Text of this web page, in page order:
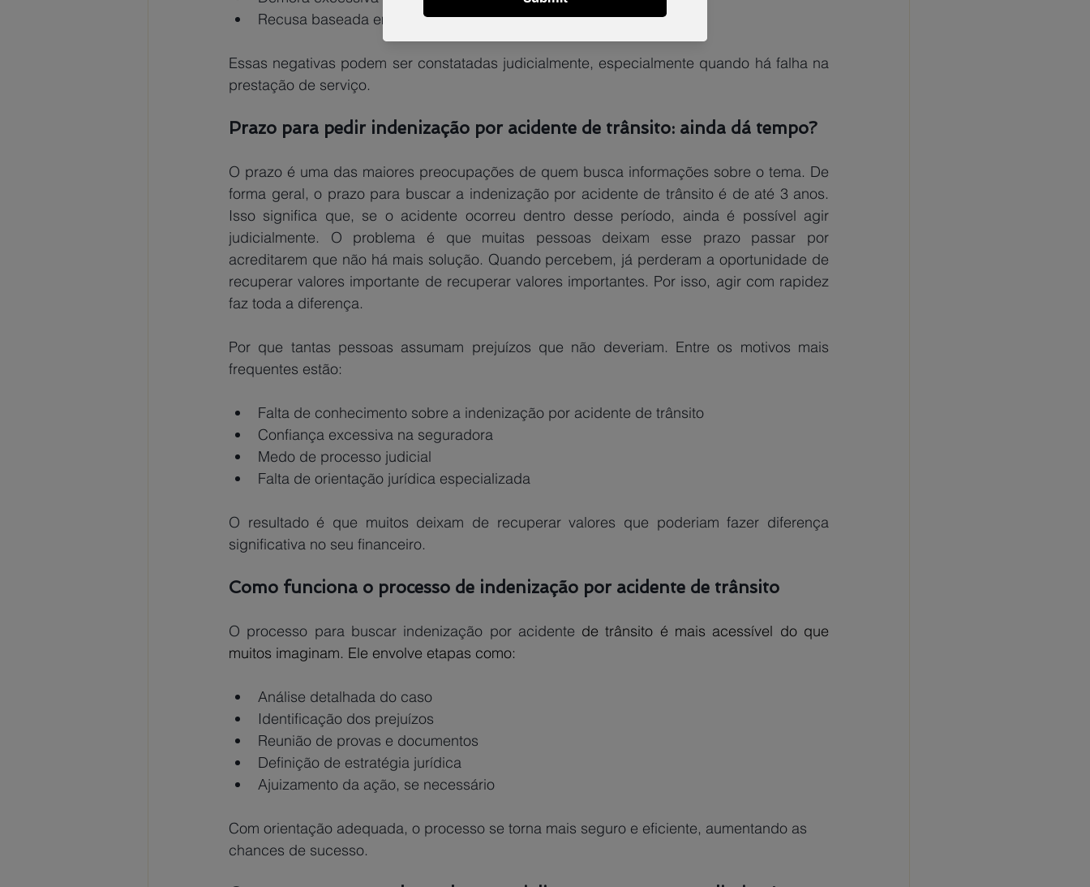
Recusa baseada em detalhes técnicos
Essas negativas podem ser constatadas judicialmente, especialmente quando há falha na
prestação de serviço.
Prazo para pedir indenização por acidente de trânsito: ainda dá tempo?
O prazo é uma das maiores preocupações de quem busca informações sobre o tema. De
forma geral, o prazo para buscar a indenização por acidente de trânsito é de até 3 anos.
Isso significa que, se o acidente ocorreu dentro desse período, ainda é possível agir
judicialmente. O problema é que muitas pessoas deixam esse prazo passar por
acreditarem que não há mais solução. Quando percebem, já perderam a oportunidade de
recuperar valores importante de recuperar valores importantes. Por isso, agir com rapidez
faz toda a diferença.
Por que tantas pessoas assumam prejuízos que não deveriam. Entre os motivos mais
frequentes estão:
Falta de conhecimento sobre a indenização por acidente de trânsito
Confiança excessiva na seguradora
Medo de processo judicial
Falta de orientação jurídica especializada
O resultado é que muitos deixam de recuperar valores que poderiam fazer diferença
significativa no seu financeiro.
Como funciona o processo de indenização por acidente de trânsito
O processo para buscar indenização por acidente de trânsito é mais acessível do que
muitos imaginam. Ele envolve etapas como:
Análise detalhada do caso
Identificação dos prejuízos
Reunião de provas e documentos
Definição de estratégia jurídica
Ajuizamento da ação, se necessário
Com orientação adequada, o processo se torna mais seguro e eficiente, aumentando as
chances de sucesso.